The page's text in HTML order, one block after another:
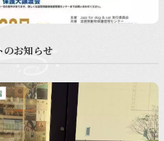
のお知らせ